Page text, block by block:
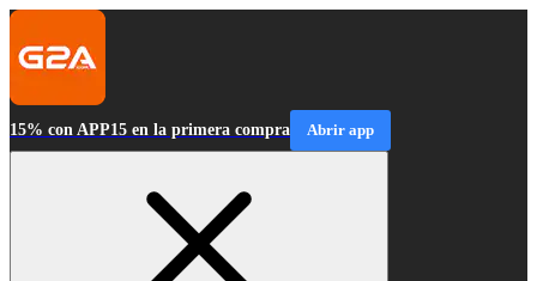
15% con APP15 en la primera compra Abrir app